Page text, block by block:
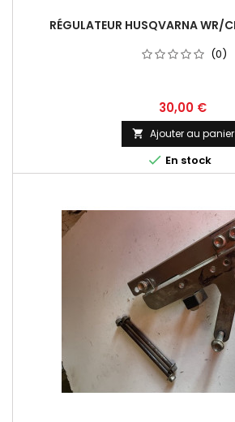
RÉGULATEUR HUSQVARNA WR/
(0)
30,00 €
 Ajouter au panier
 En stock